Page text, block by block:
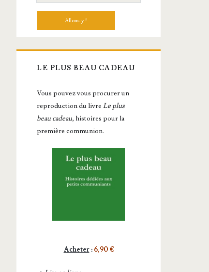
LE PLUS BEAU CADEAU
Vous pou­vez vous pro­cu­rer un
repro­duc­tion du livreLe plus
beau cadeau, histoires pour la
première communion.
Acheter: 6,90 €